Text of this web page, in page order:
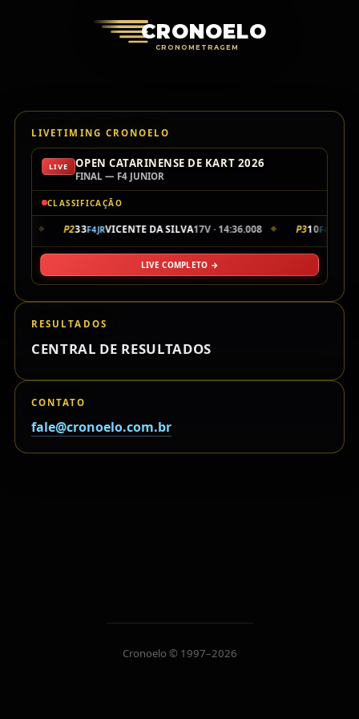
CRONOELO
CRONOMETRAGEM
LIVETIMING CRONOELO
LIVE OPEN CATARINENSE DE KART 2026
FINAL — F4 JUNIOR
CLASSIFICAÇÃO
◆ P233F4JRVICENTE DA SILVA17V · 14:36.008 ◆ P310F4JR
LIVE COMPLETO →
RESULTADOS
CENTRAL DE RESULTADOS
CONTATO
fale@cronoelo.com.br
Cronoelo © 1997–2026